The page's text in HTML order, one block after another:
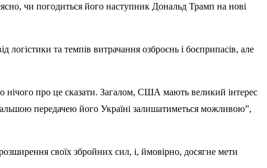
чи погодиться його наступник Дональд Трамп на нові
та темпів витрачання озброєнь і боєприпасів, але
нічого про це сказати. Загалом, США мають великий інтерес
передачею його Україні залишатиметься можливою”,
своїх збройних сил, і, ймовірно, досягне мети